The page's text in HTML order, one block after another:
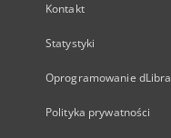
Kontakt
Statystyki
Oprogramowanie dLibra
Polityka prywatności